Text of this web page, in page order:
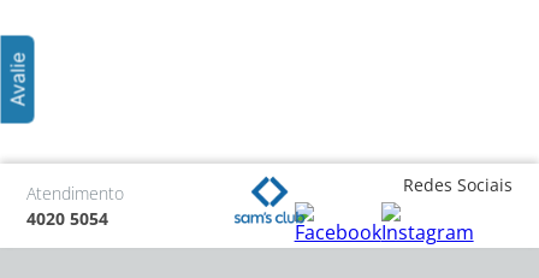
Atendimento
4020 5054
Redes Sociais